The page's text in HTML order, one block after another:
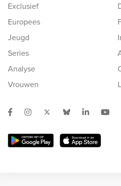
Exclusief
Europees
Jeugd
Series
Analyse
Vrouwen